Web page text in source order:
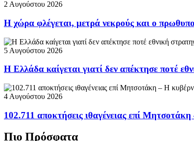
2 Αυγούστου 2026
Η χώρα φλέγεται, μετρά νεκρούς και ο
5 Αυγούστου 2026
Η Ελλάδα καίγεται γιατί δεν απέκτησε ποτέ
4 Αυγούστου 2026
102.711 αποκτήσεις ιθαγένειας επί
Πιο Πρόσφατα